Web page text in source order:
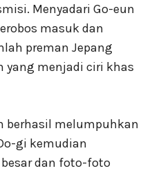
Menyadari Go-eun
masuk dan
preman Jepang
yang menjadi ciri khas
berhasil melumpuhkan
gi kemudian
dan foto-foto